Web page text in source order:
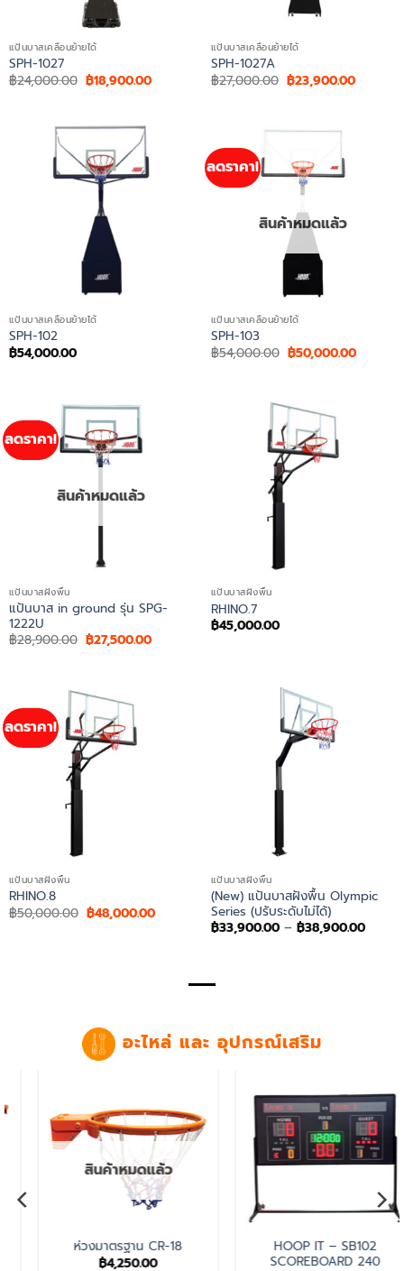
แป้นบาสเคลื่อนย้ายได้
SPH-1027
฿24,000.00 Original
price
฿18,900.00Current
price
แป้นบาสเคลื่อนย้ายได้
SPH-1027A
฿27,000.00 Original
price
฿23,900.00Current
price
แป้นบาสเคลื่อนย้ายได้
SPH-102
฿54,000.00
ลดราคา!
สินค้าหมดแล้ว
แป้นบาสเคลื่อนย้ายได้
SPH-103
฿54,000.00 Original
price
฿50,000.00Current
price
ลดราคา!
สินค้าหมดแล้ว
แป้นบาสฝังพื้น
แป้นบาส in ground รุ่น SPG-
1222U
฿28,900.00 Original
price
฿27,500.00Current
แป้นบาสฝังพื้น
RHINO.7
฿45,000.00
ลดราคา!
แป้นบาสฝังพื้น
RHINO.8
฿50,000.00 Original
price
฿48,000.00Current
price
แป้นบาสฝังพื้น
(New) แป้นบาสฝังพื้น Olympic
Series (ปรับระดับไม่ได้)
฿33,900.00 – ฿38,900.00Price
อะไหล่ และ อุปกรณ์เสริม
HOOP IT – SB102
SCOREBOARD 240
SHOT CLOCK /
เครื่องจับเวลา 24